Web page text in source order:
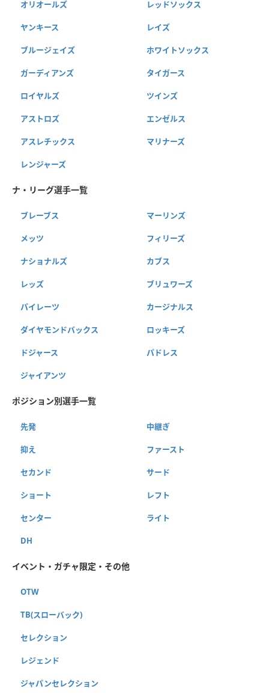
オリオールズ レッドソックス
ヤンキース レイズ
ブルージェイズ ホワイトソックス
ガーディアンズ タイガース
ロイヤルズ ツインズ
アストロズ エンゼルス
アスレチックス マリナーズ
レンジャーズ
ナ・リーグ選手一覧
ブレーブス マーリンズ
メッツ フィリーズ
ナショナルズ カブス
レッズ ブリュワーズ
パイレーツ カージナルス
ダイヤモンドバックス ロッキーズ
ドジャース パドレス
ジャイアンツ
ポジション別選手一覧
先発 中継ぎ
抑え ファースト
セカンド サード
ショート レフト
センター ライト
DH
イベント・ガチャ限定・その他
OTW
TB(スローバック)
セレクション
レジェンド
ジャパンセレクション